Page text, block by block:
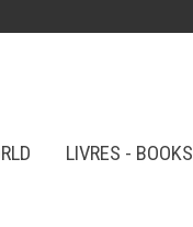
LIVRES - BOOKS